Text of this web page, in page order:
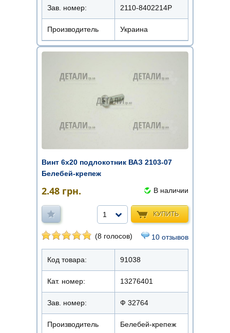
Зав. номер: 2110-8402214Р
Производитель Украина
Винт 6х20 подлокотник ВАЗ 2103-07
Белебей-крепеж
2.48 грн. В наличии
КУПИТЬ
1
(8 голосов) 10 отзывов
Код товара: 91038
Кат. номер: 13276401
Зав. номер: Ф 32764
Производитель Белебей-крепеж